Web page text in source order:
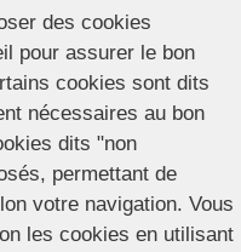
des cookies
pour assurer le bon
cookies sont dits
nécessaires au bon
dits "non
permettant de
votre navigation. Vous
les cookies en utilisant